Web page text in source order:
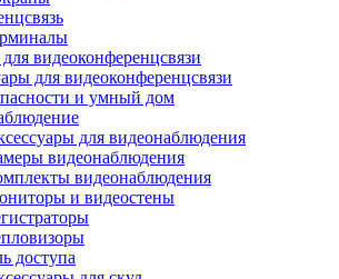
Круги, диски, фрезы
Аксессуары для электро и
пневмоинструмента
Аккумуляторы для инструмента
Зарядные устройства для аккумуляторов
Миксеры строительные
Молотки отбойные
Паяльное оборудование
техника
Минимойки
Аксессуары для минимоек
Газонокосилки и триммеры
Газонокосилки
Культиваторы и мотоблоки
видеоконференцсвязи
для видеоконференцсвязи
и умный дом
для видеонаблюдения
видеонаблюдения
видеонаблюдения
и видеостены
доступа